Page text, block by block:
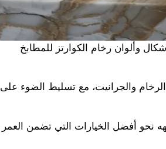
وألوان رخام الكوارتز للمطابخ
الرخام والجرانيت، مع تسليط الضوء على
نحو أفضل الخيارات التي تضمن العمر